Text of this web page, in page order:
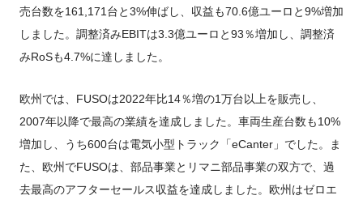
売台数を161,171台と3%伸ばし、収益も70.6億ユーロと9%増加
しました。調整済みEBITは3.3億ユーロと93％増加し、調整済
みRoSも4.7%に達しました。
欧州では、FUSOは2022年比14％増の1万台以上を販売し、
2007年以降で最高の業績を達成しました。車両生産台数も10%
増加し、うち600台は電気小型トラック「eCanter」でした。ま
た、欧州でFUSOは、部品事業とリマニ部品事業の双方で、過
去最高のアフターセールス収益を達成しました。欧州はゼロエ